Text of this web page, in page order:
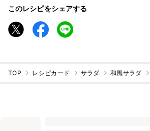
このレシピをシェアする
TOP レシピカード サラダ 和風サラダ